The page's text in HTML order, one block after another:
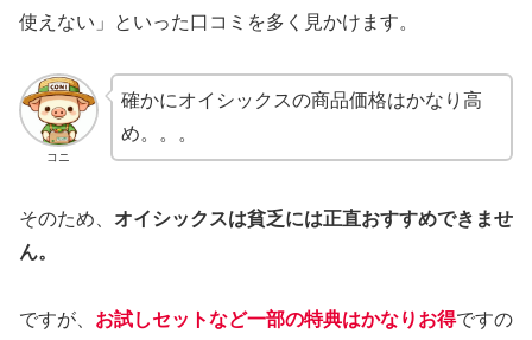
使えない」といった口コミを多く見かけます。
コニ
確かにオイシックスの商品価格はかなり高
め。。。
そのため、 オイシックスは貧乏には正直おすすめできませ
ん。
ですが、 お試しセットなど一部の特典はかなりお得ですの